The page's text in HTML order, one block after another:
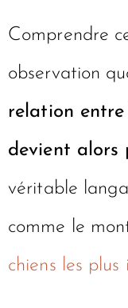
Comprendre
observation
relation entre
devient alors
véritable
comme le
chiens les